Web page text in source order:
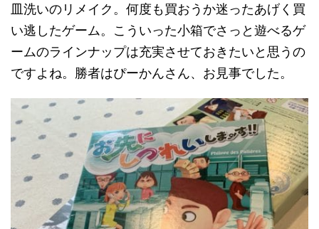
皿洗いのリメイク。何度も買おうか迷ったあげく買
い逃したゲーム。こういった小箱でさっと遊べるゲ
ームのラインナップは充実させておきたいと思うの
ですよね。勝者はぴーかんさん、お見事でした。